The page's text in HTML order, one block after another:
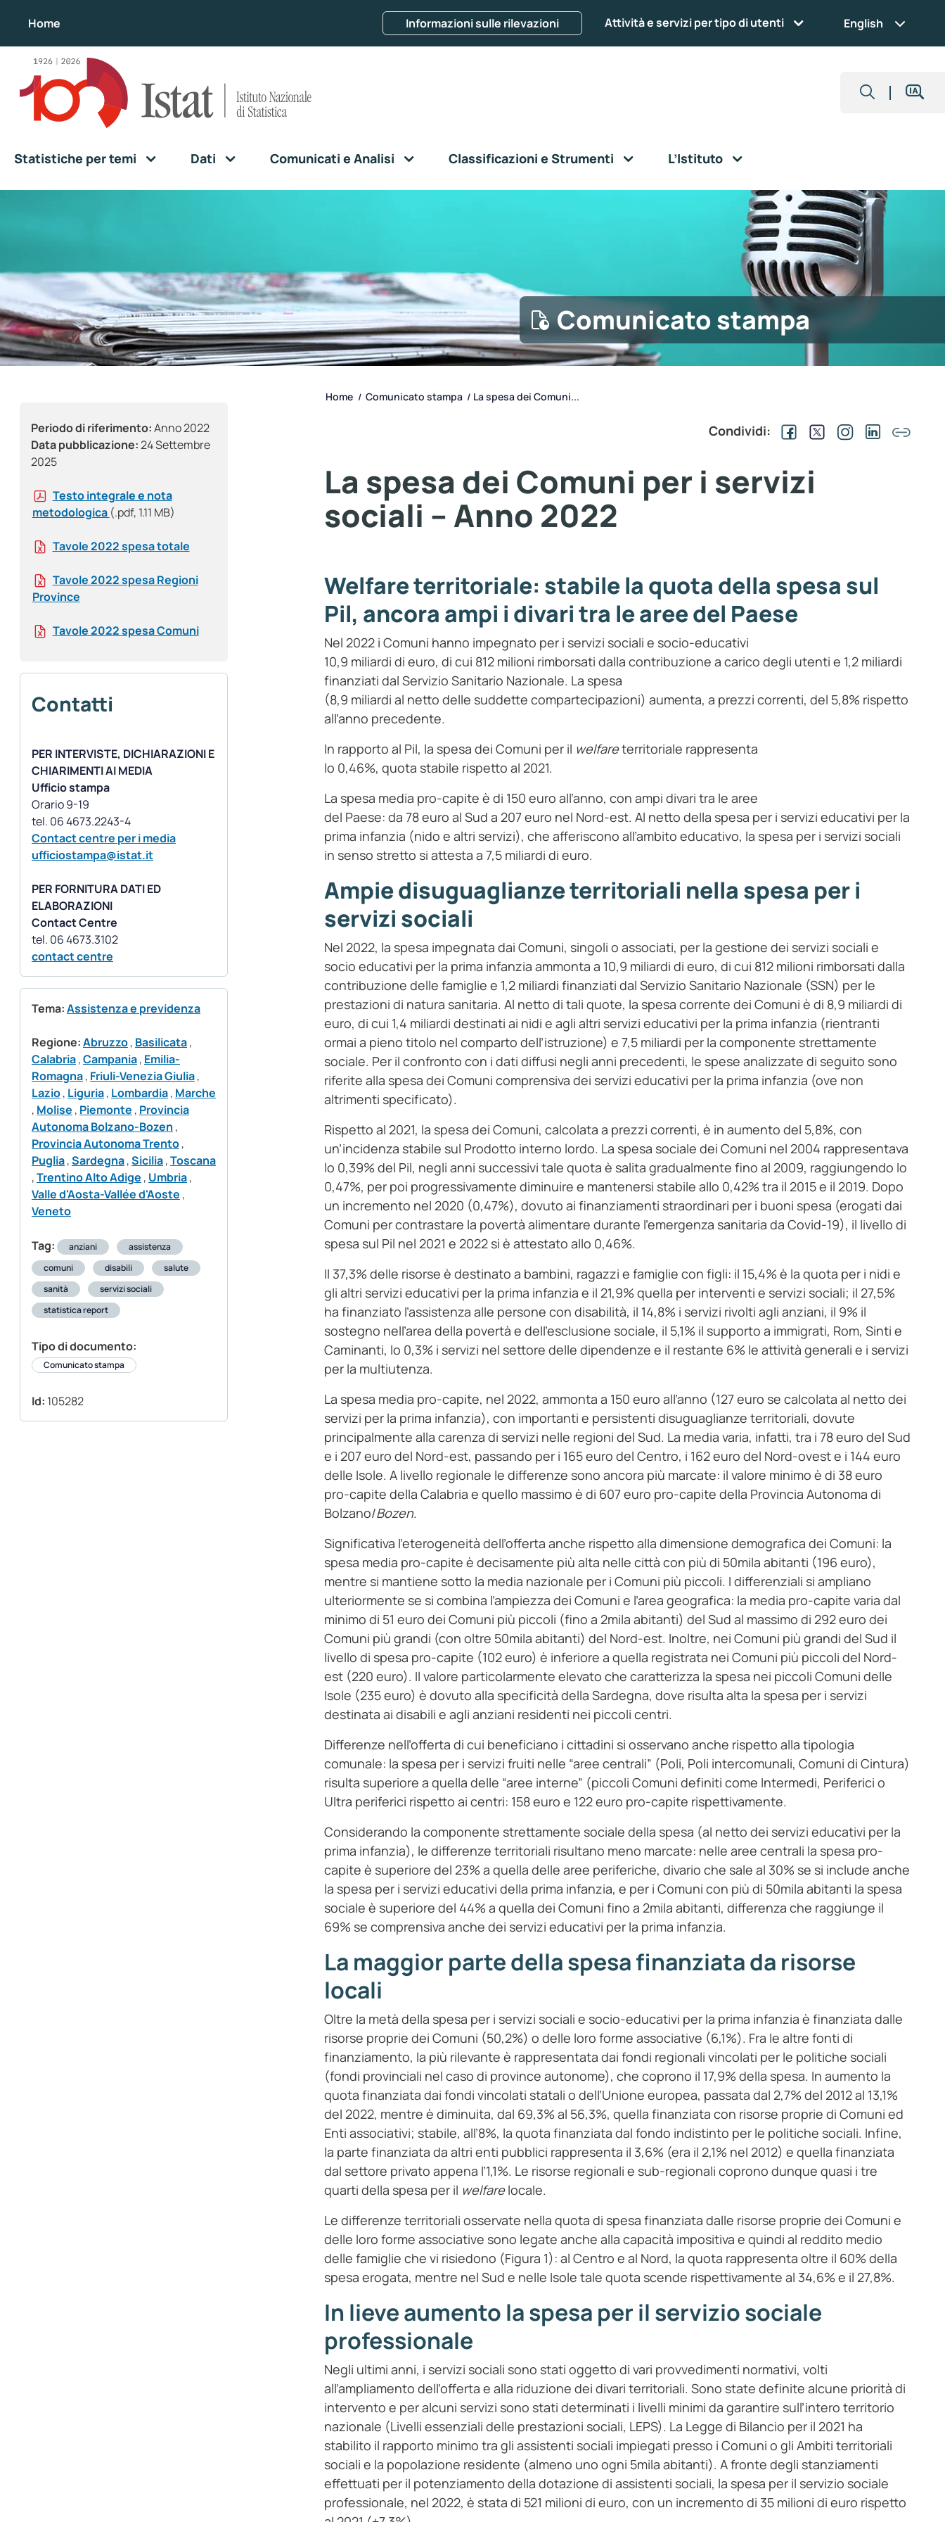
Home Informazioni sulle rilevazioni Attività e servizi per tipo di utenti English
Statistiche per temi Dati Comunicati e Analisi Classificazioni e Strumenti L’Istituto
Comunicato stampa
Periodo di riferimento:Anno 2022
Data pubblicazione:24 Settembre
2025
Testo integrale e nota
metodologica (.pdf, 1.11 MB)
Tavole 2022 spesa totale
Tavole 2022 spesa Regioni
Province
Tavole 2022 spesa Comuni
Contatti
PER INTERVISTE, DICHIARAZIONI E
CHIARIMENTI AI MEDIA
Ufficio stampa
Orario 9-19
Contact centre per i media
ufficiostampa@istat.it
PER FORNITURA DATI ED
ELABORAZIONI
Contact Centre
contact centre
Tema:Assistenza e previdenza
Regione:Abruzzo, Basilicata,
Calabria,Campania, Emilia-
Romagna, Friuli-Venezia Giulia,
Lazio, Liguria, Lombardia, Marche
, Molise , Piemonte , Provincia
Autonoma Bolzano-Bozen ,
Provincia Autonoma Trento,
Puglia,Sardegna,Sicilia,Toscana
,Trentino Alto Adige , Umbria,
Valle d'Aosta-Vallée d'Aoste ,
Veneto
Tag: anziani
assistenza
comuni
disabili
salute
sanità
servizi sociali
statistica report
Tipo di documento:
Comunicato stampa
Id: 105282
Home / Comunicato stampa / La spesa dei Comuni...
Condividi:
La spesa dei Comuni per i servizi
sociali – Anno 2022
Welfare territoriale: stabile la quota della spesa sul
Pil, ancora ampi i divari tra le aree del Paese
Nel 2022 i Comuni hanno impegnato per i servizi sociali e socio-educativi
10,9 miliardi di euro, di cui 812 milioni rimborsati dalla contribuzione a carico degli utenti e 1,2 miliardi
finanziati dal Servizio Sanitario Nazionale. La spesa
(8,9 miliardi al netto delle suddette compartecipazioni) aumenta, a prezzi correnti, del 5,8% rispetto
all’anno precedente.
In rapporto al Pil, la spesa dei Comuni per il welfareterritoriale rappresenta
lo 0,46%, quota stabile rispetto al 2021.
La spesa media pro-capite è di 150 euro all’anno, con ampi divari tra le aree
del Paese: da 78 euro al Sud a 207 euro nel Nord-est. Al netto della spesa per i servizi educativi per la
prima infanzia (nido e altri servizi), che afferiscono all’ambito educativo, la spesa per i servizi sociali
in senso stretto si attesta a 7,5 miliardi di euro.
Ampie disuguaglianze territoriali nella spesa per i
servizi sociali
Nel 2022, la spesa impegnata dai Comuni, singoli o associati, per la gestione dei servizi sociali e
socio educativi per la prima infanzia ammonta a 10,9 miliardi di euro, di cui 812 milioni rimborsati dalla
contribuzione delle famiglie e 1,2 miliardi finanziati dal Servizio Sanitario Nazionale (SSN) per le
prestazioni di natura sanitaria. Al netto di tali quote, la spesa corrente dei Comuni è di 8,9 miliardi di
euro, di cui 1,4 miliardi destinati ai nidi e agli altri servizi educativi per la prima infanzia (rientranti
ormai a pieno titolo nel comparto dell’istruzione) e 7,5 miliardi per la componente strettamente
sociale. Per il confronto con i dati diffusi negli anni precedenti, le spese analizzate di seguito sono
riferite alla spesa dei Comuni comprensiva dei servizi educativi per la prima infanzia (ove non
altrimenti specificato).
Rispetto al 2021, la spesa dei Comuni, calcolata a prezzi correnti, è in aumento del 5,8%, con
un’incidenza stabile sul Prodotto interno lordo. La spesa sociale dei Comuni nel 2004 rappresentava
lo 0,39% del Pil, negli anni successivi tale quota è salita gradualmente fino al 2009, raggiungendo lo
0,47%, per poi progressivamente diminuire e mantenersi stabile allo 0,42% tra il 2015 e il 2019. Dopo
un incremento nel 2020 (0,47%), dovuto ai finanziamenti straordinari per i buoni spesa (erogati dai
Comuni per contrastare la povertà alimentare durante l’emergenza sanitaria da Covid-19), il livello di
spesa sul Pil nel 2021 e 2022 si è attestato allo 0,46%.
Il 37,3% delle risorse è destinato a bambini, ragazzi e famiglie con figli: il 15,4% è la quota per i nidi e
gli altri servizi educativi per la prima infanzia e il 21,9% quella per interventi e servizi sociali; il 27,5%
ha finanziato l’assistenza alle persone con disabilità, il 14,8% i servizi rivolti agli anziani, il 9% il
sostegno nell’area della povertà e dell’esclusione sociale, il 5,1% il supporto a immigrati, Rom, Sinti e
Caminanti, lo 0,3% i servizi nel settore delle dipendenze e il restante 6% le attività generali e i servizi
per la multiutenza.
La spesa media pro-capite, nel 2022, ammonta a 150 euro all’anno (127 euro se calcolata al netto dei
servizi per la prima infanzia), con importanti e persistenti disuguaglianze territoriali, dovute
principalmente alla carenza di servizi nelle regioni del Sud. La media varia, infatti, tra i 78 euro del Sud
e i 207 euro del Nord-est, passando per i 165 euro del Centro, i 162 euro del Nord-ovest e i 144 euro
delle Isole. A livello regionale le differenze sono ancora più marcate: il valore minimo è di 38 euro
pro-capite della Calabria e quello massimo è di 607 euro pro-capite della Provincia Autonoma di
Bolzano/Bozen.
Significativa l’eterogeneità dell’offerta anche rispetto alla dimensione demografica dei Comuni: la
spesa media pro-capite è decisamente più alta nelle città con più di 50mila abitanti (196 euro),
mentre si mantiene sotto la media nazionale per i Comuni più piccoli. I differenziali si ampliano
ulteriormente se si combina l’ampiezza dei Comuni e l’area geografica: la media pro-capite varia dal
minimo di 51 euro dei Comuni più piccoli (fino a 2mila abitanti) del Sud al massimo di 292 euro dei
Comuni più grandi (con oltre 50mila abitanti) del Nord-est. Inoltre, nei Comuni più grandi del Sud il
livello di spesa pro-capite (102 euro) è inferiore a quella registrata nei Comuni più piccoli del Nord-
est (220 euro). Il valore particolarmente elevato che caratterizza la spesa nei piccoli Comuni delle
Isole (235 euro) è dovuto alla specificità della Sardegna, dove risulta alta la spesa per i servizi
destinata ai disabili e agli anziani residenti nei piccoli centri.
Differenze nell’offerta di cui beneficiano i cittadini si osservano anche rispetto alla tipologia
comunale: la spesa per i servizi fruiti nelle “aree centrali” (Poli, Poli intercomunali, Comuni di Cintura)
risulta superiore a quella delle “aree interne” (piccoli Comuni definiti come Intermedi, Periferici o
Ultra periferici rispetto ai centri: 158 euro e 122 euro pro-capite rispettivamente.
Considerando la componente strettamente sociale della spesa (al netto dei servizi educativi per la
prima infanzia), le differenze territoriali risultano meno marcate: nelle aree centrali la spesa pro-
capite è superiore del 23% a quella delle aree periferiche, divario che sale al 30% se si include anche
la spesa per i servizi educativi della prima infanzia, e per i Comuni con più di 50mila abitanti la spesa
sociale è superiore del 44% a quella dei Comuni fino a 2mila abitanti, differenza che raggiunge il
69% se comprensiva anche dei servizi educativi per la prima infanzia.
La maggior parte della spesa finanziata da risorse
locali
Oltre la metà della spesa per i servizi sociali e socio-educativi per la prima infanzia è finanziata dalle
risorse proprie dei Comuni (50,2%) o delle loro forme associative (6,1%). Fra le altre fonti di
finanziamento, la più rilevante è rappresentata dai fondi regionali vincolati per le politiche sociali
(fondi provinciali nel caso di province autonome), che coprono il 17,9% della spesa. In aumento la
quota finanziata dai fondi vincolati statali o dell’Unione europea, passata dal 2,7% del 2012 al 13,1%
del 2022, mentre è diminuita, dal 69,3% al 56,3%, quella finanziata con risorse proprie di Comuni ed
Enti associativi; stabile, all’8%, la quota finanziata dal fondo indistinto per le politiche sociali. Infine,
la parte finanziata da altri enti pubblici rappresenta il 3,6% (era il 2,1% nel 2012) e quella finanziata
dal settore privato appena l’1,1%. Le risorse regionali e sub-regionali coprono dunque quasi i tre
quarti della spesa per il welfarelocale.
Le differenze territoriali osservate nella quota di spesa finanziata dalle risorse proprie dei Comuni e
delle loro forme associative sono legate anche alla capacità impositiva e quindi al reddito medio
delle famiglie che vi risiedono (Figura 1): al Centro e al Nord, la quota rappresenta oltre il 60% della
spesa erogata, mentre nel Sud e nelle Isole tale quota scende rispettivamente al 34,6% e il 27,8%.
In lieve aumento la spesa per il servizio sociale
professionale
Negli ultimi anni, i servizi sociali sono stati oggetto di vari provvedimenti normativi, volti
all’ampliamento dell’offerta e alla riduzione dei divari territoriali. Sono state definite alcune priorità di
intervento e per alcuni servizi sono stati determinati i livelli minimi da garantire sull’intero territorio
nazionale (Livelli essenziali delle prestazioni sociali, LEPS). La Legge di Bilancio per il 2021 ha
stabilito il rapporto minimo tra gli assistenti sociali impiegati presso i Comuni o gli Ambiti territoriali
sociali e la popolazione residente (almeno uno ogni 5mila abitanti). A fronte degli stanziamenti
effettuati per il potenziamento della dotazione di assistenti sociali, la spesa per il servizio sociale
professionale, nel 2022, è stata di 521 milioni di euro, con un incremento di 35 milioni di euro rispetto